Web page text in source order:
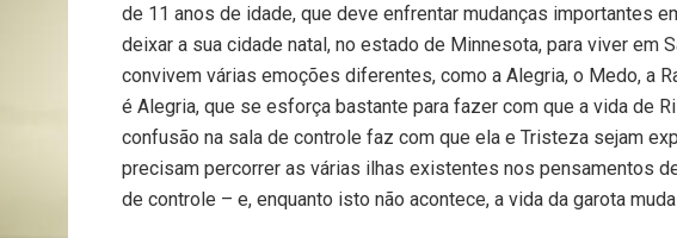
de 11 anos de idade, que deve enfrentar mudanças importantes
deixar a sua cidade natal, no estado de Minnesota, para viver em
convivem várias emoções diferentes, como a Alegria, o Medo, a
é Alegria, que se esforça bastante para fazer com que a vida de
confusão na sala de controle faz com que ela e Tristeza sejam
precisam percorrer as várias ilhas existentes nos pensamentos
de controle – e, enquanto isto não acontece, a vida da garota